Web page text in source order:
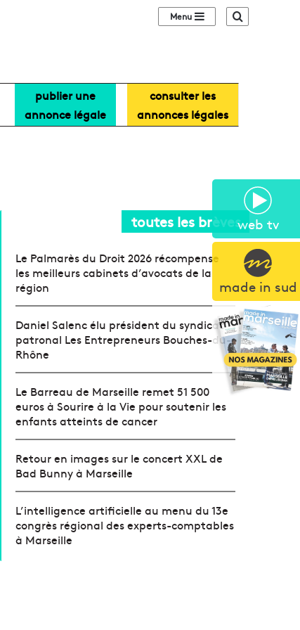
web tv
made in sud
Sidebar (barre
publier une
annonce légale
consulter les
annonces légales
toutes les brèves
Le Palmarès du Droit 2026 récompense
les meilleurs cabinets d’avocats de la
région
Daniel Salenc élu président du syndicat
patronal Les Entrepreneurs Bouches-du-
Rhône
Le Barreau de Marseille remet 51 500
euros à Sourire à la Vie pour soutenir les
enfants atteints de cancer
Retour en images sur le concert XXL de
Bad Bunny à Marseille
L’intelligence artificielle au menu du 13e
congrès régional des experts-comptables
à Marseille